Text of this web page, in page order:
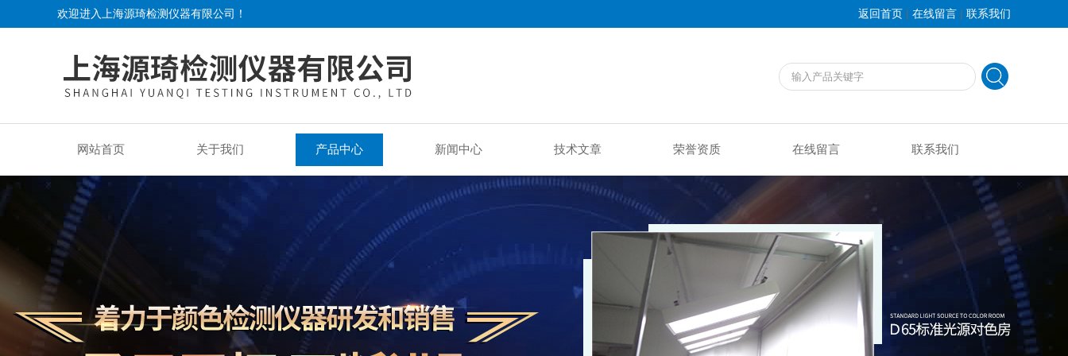
欢迎进入上海源琦检测仪器有限公司！ 返回首页 | 在线留言 | 联系我们
网站首页 关于我们 产品中心 新闻中心 技术文章 荣誉资质 在线留言 联系我们